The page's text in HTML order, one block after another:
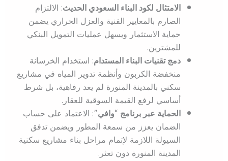
الامتثال لكود البناء السعودي الحديث: الالتزام
الصارم بالمعايير الفنية والعزل الحراري يضمن
حماية الاستثمار ويسهل عمليات التمويل البنكي
للمشترين.
دمج تقنيات البناء المستدام: استخدام الخرسانة
منخفضة الكربون وأنظمة تدوير المياه في مشاريع
سكني بالمدينة المنورة لم يعد رفاهية، بل شرط
أساسي لرفع القيمة السوقية للعقار.
الحماية عبر برنامج “وافي”: الاعتماد على حساب
الضمان يعزز من سمعة المطور ويضمن تدفق
السيولة اللازمة لإتمام مراحل بناء مشاريع سكنية
المدينة المنورة دون تعثر.